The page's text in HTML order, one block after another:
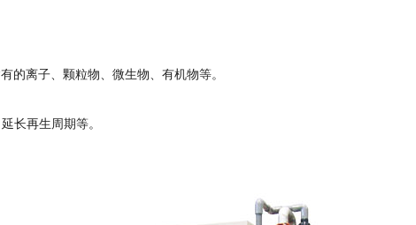
的离子、颗粒物、微生物、有机物等。
长再生周期等。